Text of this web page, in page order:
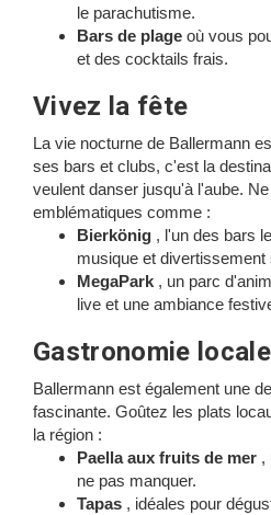
le parachutisme.
Bars de plage où vous
et des cocktails frais.
Vivez la fête
La vie nocturne de Ballermann
ses bars et clubs, c'est la
veulent danser jusqu'à l'aube.
emblématiques comme :
Bierkönig , l'un des bars
musique et divertissement
MegaPark , un parc
live et une ambiance
Gastronomie locale
Ballermann est également une
fascinante. Goûtez les plats
la région :
Paella aux fruits de mer ,
ne pas manquer.
Tapas , idéales pour